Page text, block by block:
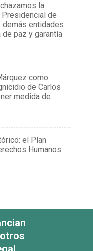
la
Presidencial de
demás entidades
de paz y garantía
como
de Carlos
medida de
el Plan
Humanos